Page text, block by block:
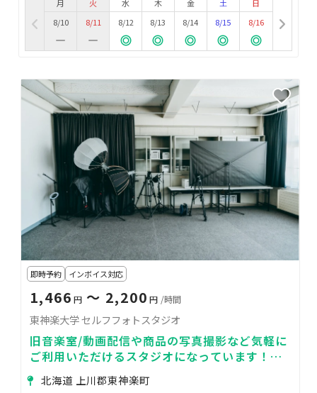
月
8/10
火
8/11
水
8/12
木
8/13
金
8/14
土
8/15
日
8/16
即時予約 インボイス対応
1,466 円〜 2,200 円 /時間
東神楽大学 セルフフォトスタジオ
旧音楽室/動画配信や商品の写真撮影など気軽に
ご利用いただけるスタジオになっています！見
学はお気軽に現地までお越しください。
北海道 上川郡東神楽町